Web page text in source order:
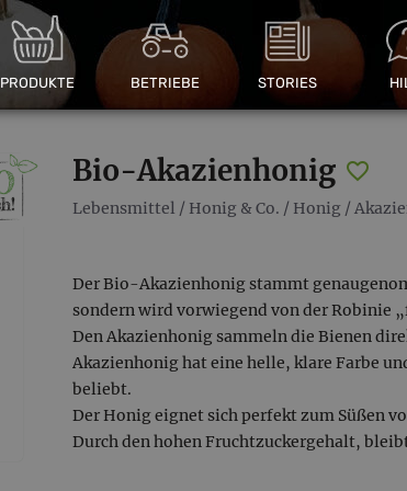
PRODUKTE BETRIEBE STORIES
Bio-Akazienhonig
Lebensmittel / Honig & Co. / Honig /
Der Bio-Akazienhonig stammt
sondern wird vorwiegend von der Robinie
Den Akazienhonig sammeln die Bienen
Akazienhonig hat eine helle, klare Farbe
beliebt.
Der Honig eignet sich perfekt zum Süßen
Durch den hohen Fruchtzuckergehalt,